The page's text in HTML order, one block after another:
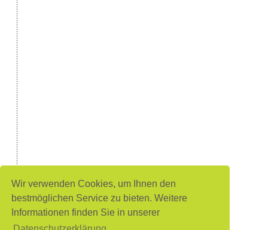
Wir verwenden Cookies, um Ihnen den
bestmöglichen Service zu bieten. Weitere
Informationen finden Sie in unserer